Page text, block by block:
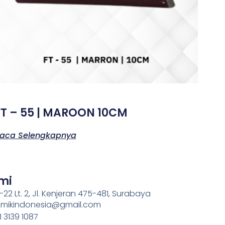
– 55 | MAROON 10CM
Selengkapnya
22 Lt. 2, Jl. Kenjeran 475-481, Surabaya
1087